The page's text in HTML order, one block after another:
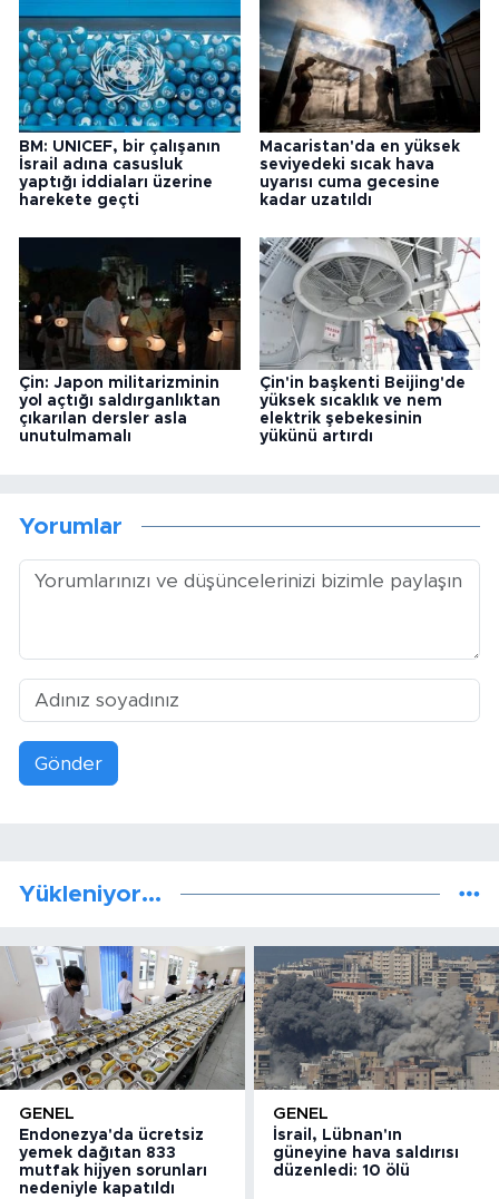
BM: UNICEF, bir çalışanın
İsrail adına casusluk
yaptığı iddiaları üzerine
harekete geçti
Macaristan'da en yüksek
seviyedeki sıcak hava
uyarısı cuma gecesine
kadar uzatıldı
Çin: Japon militarizminin
yol açtığı saldırganlıktan
çıkarılan dersler asla
unutulmamalı
Çin'in başkenti Beijing'de
yüksek sıcaklık ve nem
elektrik şebekesinin
yükünü artırdı
Yorumlar
Gönder
Yükleniyor...
GENEL
Endonezya'da ücretsiz
yemek dağıtan 833
mutfak hijyen sorunları
nedeniyle kapatıldı
GENEL
İsrail, Lübnan'ın
güneyine hava saldırısı
düzenledi: 10 ölü